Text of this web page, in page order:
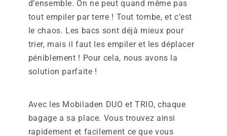
d’ensemble. On ne peut quand même pas
tout empiler par terre ! Tout tombe, et c’est
le chaos. Les bacs sont déjà mieux pour
trier, mais il faut les empiler et les déplacer
péniblement ! Pour cela, nous avons la
solution parfaite !
Avec les Mobiladen DUO et TRIO, chaque
bagage a sa place. Vous trouvez ainsi
rapidement et facilement ce que vous